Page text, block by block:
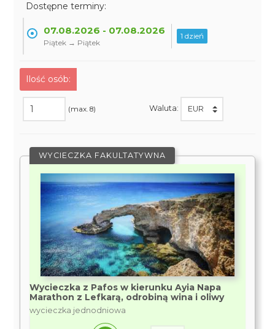
Dostępne terminy:
07.08.2026 - 07.08.2026
Piątek → Piątek
1 dzień
Ilość osób:
(max. 8) Waluta:
WYCIECZKA FAKULTATYWNA
Wycieczka z Pafos w kierunku Ayia Napa
Marathon z Lefkarą, odrobiną wina i oliwy
wycieczka jednodniowa